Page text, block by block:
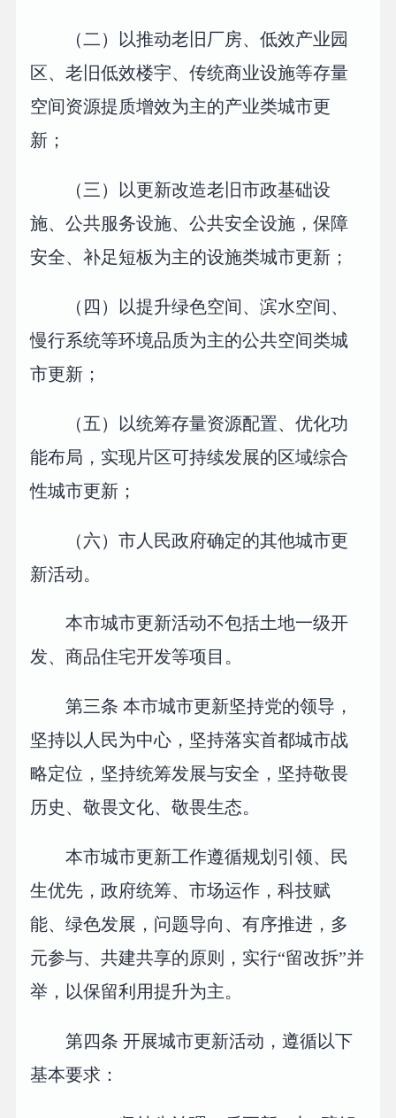
（二）以推动老旧厂房、低效产业园
区、老旧低效楼宇、传统商业设施等存量
空间资源提质增效为主的产业类城市更
新；
（三）以更新改造老旧市政基础设
施、公共服务设施、公共安全设施，保障
安全、补足短板为主的设施类城市更新；
（四）以提升绿色空间、滨水空间、
慢行系统等环境品质为主的公共空间类城
市更新；
（五）以统筹存量资源配置、优化功
能布局，实现片区可持续发展的区域综合
性城市更新；
（六）市人民政府确定的其他城市更
新活动。
本市城市更新活动不包括土地一级开
发、商品住宅开发等项目。
第三条 本市城市更新坚持党的领导，
坚持以人民为中心，坚持落实首都城市战
略定位，坚持统筹发展与安全，坚持敬畏
历史、敬畏文化、敬畏生态。
本市城市更新工作遵循规划引领、民
生优先，政府统筹、市场运作，科技赋
能、绿色发展，问题导向、有序推进，多
元参与、共建共享的原则，实行“留改拆”并
举，以保留利用提升为主。
第四条 开展城市更新活动，遵循以下
基本要求：